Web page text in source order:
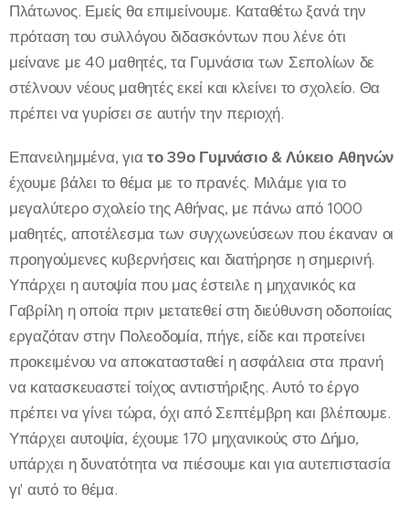
Πλάτωνος. Εμείς θα επιμείνουμε. Καταθέτω ξανά την
πρόταση του συλλόγου διδασκόντων που λένε ότι
μείνανε με 40 μαθητές, τα Γυμνάσια των Σεπολίων δε
στέλνουν νέους μαθητές εκεί και κλείνει το σχολείο. Θα
πρέπει να γυρίσει σε αυτήν την περιοχή.
Επανειλημμένα, γιατο 39οΓυμνάσιο & Λύκειο Αθηνών
έχουμε βάλει το θέμα με το πρανές. Μιλάμε για το
μεγαλύτερο σχολείο της Αθήνας, με πάνω από 1000
μαθητές, αποτέλεσμα των συγχωνεύσεων που έκαναν οι
προηγούμενες κυβερνήσεις και διατήρησε η σημερινή.
Υπάρχει η αυτοψία που μας έστειλε η μηχανικός κα
Γαβρίλη η οποία πριν μετατεθεί στη διεύθυνση οδοποιίας
εργαζόταν στην Πολεοδομία, πήγε, είδε και προτείνει
προκειμένου να αποκατασταθεί η ασφάλεια στα πρανή
να κατασκευαστεί τοίχος αντιστήριξης. Αυτό το έργο
πρέπει να γίνει τώρα, όχι από Σεπτέμβρη και βλέπουμε.
Υπάρχει αυτοψία, έχουμε 170 μηχανικούς στο Δήμο,
υπάρχει η δυνατότητα να πιέσουμε και για αυτεπιστασία
γι' αυτό το θέμα.